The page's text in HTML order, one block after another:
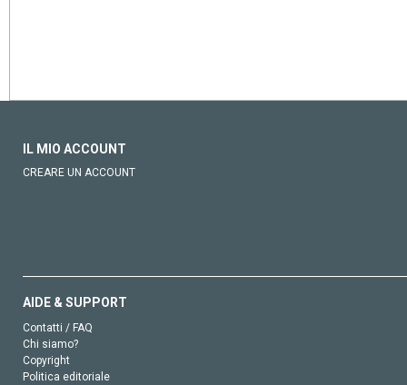
IL MIO ACCOUNT
CREARE UN ACCOUNT
AIDE & SUPPORT
Contatti / FAQ
Chi siamo?
Copyright
Politica editoriale